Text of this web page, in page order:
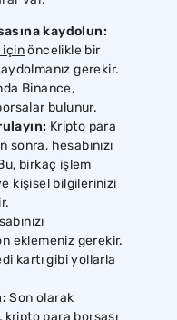
kaydolun:
içinöncelikle bir
gerekir.
Binance,
bulunur.
Kripto para
hesabınızı
birkaç işlem
kişisel bilgilerinizi
eklemeniz gerekir.
kartı gibi yollarla
Son olarak
kripto para borsası